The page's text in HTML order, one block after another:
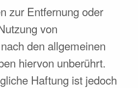
zur Entfernung oder
von
den allgemeinen
hiervon unberührt.
Haftung ist jedoch